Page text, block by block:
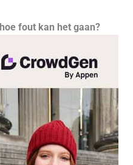
fout kan het gaan?